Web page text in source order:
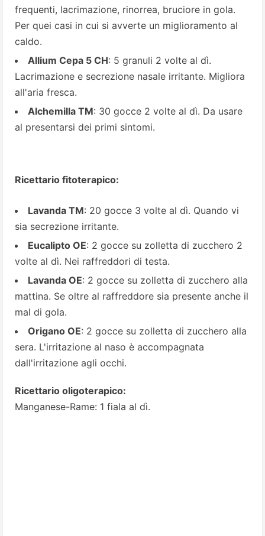
frequenti, lacrimazione, rinorrea, bruciore in gola.
Per quei casi in cui si avverte un miglioramento al
caldo.
Allium Cepa 5 CH: 5 granuli 2 volte al dì.
Lacrimazione e secrezione nasale irritante. Migliora
all'aria fresca.
Alchemilla TM: 30 gocce 2 volte al dì. Da usare
al presentarsi dei primi sintomi.
Ricettario fitoterapico:
Lavanda TM: 20 gocce 3 volte al dì. Quando vi
sia secrezione irritante.
Eucalipto OE: 2 gocce su zolletta di zucchero 2
volte al dì. Nei raffreddori di testa.
Lavanda OE: 2 gocce su zolletta di zucchero alla
mattina. Se oltre al raffreddore sia presente anche il
mal di gola.
Origano OE: 2 gocce su zolletta di zucchero alla
sera. L'irritazione al naso è accompagnata
dall'irritazione agli occhi.
Ricettario oligoterapico:
Manganese-Rame: 1 fiala al dì.